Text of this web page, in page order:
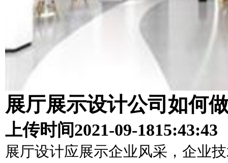
展厅展示设计公司如何
上传时间2021-09-1815:43:43
展厅设计应展示企业风采，企业